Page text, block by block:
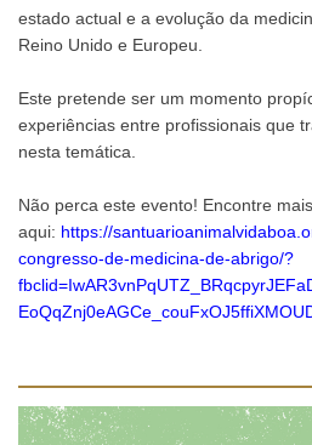
estado actual e a evolução da
Reino Unido e Europeu.
Este pretende ser um momento
experiências entre profissionais que
nesta temática.
Não perca este evento! Encontre
aqui: https://
congresso-de-medicina-de-abrigo/?